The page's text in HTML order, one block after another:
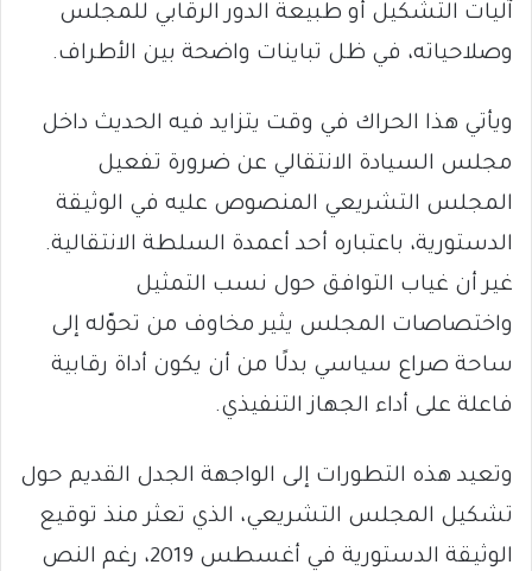
آليات التشكيل أو طبيعة الدور الرقابي للمجلس
وصلاحياته، في ظل تباينات واضحة بين الأطراف.
ويأتي هذا الحراك في وقت يتزايد فيه الحديث داخل
مجلس السيادة الانتقالي عن ضرورة تفعيل
المجلس التشريعي المنصوص عليه في الوثيقة
الدستورية، باعتباره أحد أعمدة السلطة الانتقالية.
غير أن غياب التوافق حول نسب التمثيل
واختصاصات المجلس يثير مخاوف من تحوّله إلى
ساحة صراع سياسي بدلًا من أن يكون أداة رقابية
فاعلة على أداء الجهاز التنفيذي.
وتعيد هذه التطورات إلى الواجهة الجدل القديم حول
تشكيل المجلس التشريعي، الذي تعثر منذ توقيع
الوثيقة الدستورية في أغسطس 2019، رغم النص